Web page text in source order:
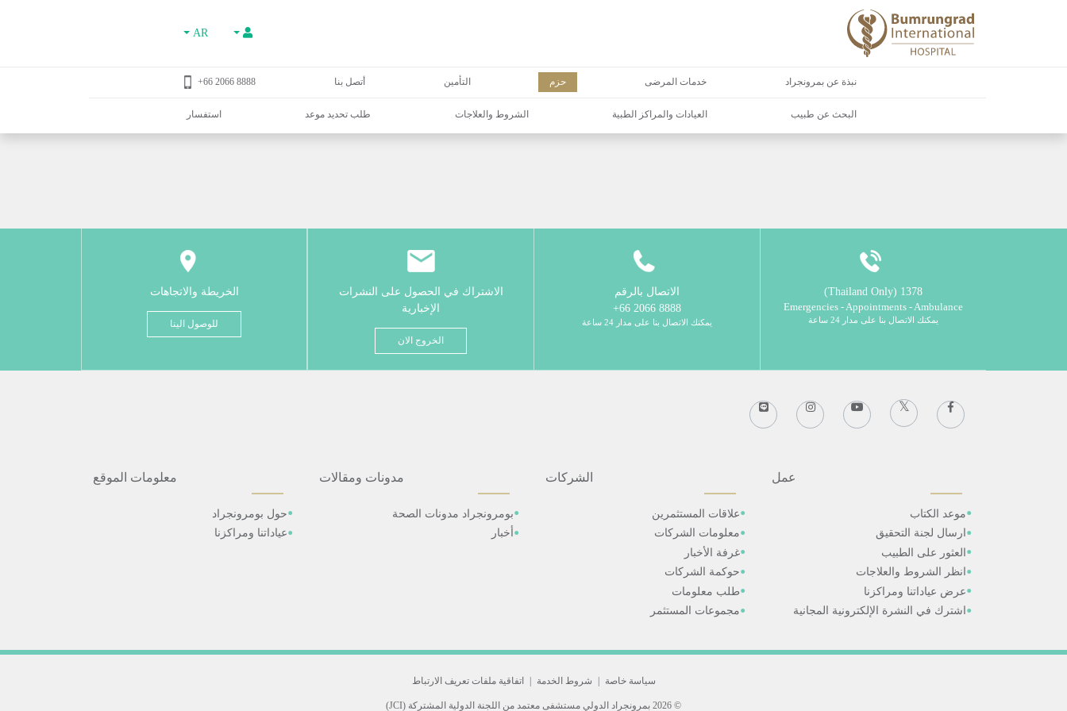
AR
نبذة عن بمرونجراد خدمات المرضى حزم التأمين أتصل بنا 8888 2066 66+
البحث عن طبيب العيادات والمراكز الطبية الشروط والعلاجات طلب تحديد موعد استفسار
1378 (Thailand Only)
Emergencies - Appointments - Ambulance
يمكنك الاتصال بنا على مدار 24 ساعة
الاتصال بالرقم
8888 2066 66+
يمكنك الاتصال بنا على مدار 24 ساعة
الاشتراك في الحصول على النشرات
الإخبارية
الخروج الان
الخريطة والاتجاهات
للوصول الينا
عمل
موعد الكتاب
ارسال لجنة التحقيق
العثور على الطبيب
انظر الشروط والعلاجات
عرض عياداتنا ومراكزنا
اشترك في النشرة الإلكترونية المجانية
الشركات
علاقات المستثمرين
معلومات الشركات
غرفة الأخبار
حوكمة الشركات
طلب معلومات
مجموعات المستثمر
مدونات ومقالات
بومرونجراد مدونات الصحة
أخبار
معلومات الموقع
حول بومرونجراد
عياداتنا ومراكزنا
سياسة خاصة شروط الخدمة اتفاقية ملفات تعريف الارتباط
© 2026 بمرونجراد الدولي مستشفى معتمد من اللجنة الدولية المشتركة (JCI)